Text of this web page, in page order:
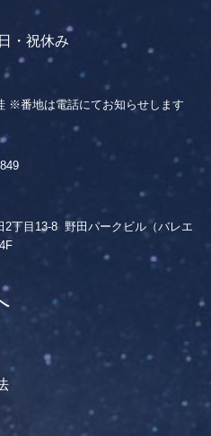
日・祝休み
※番地は電話にてお知らせします
2丁目13-8 野田パークビル（バレエ